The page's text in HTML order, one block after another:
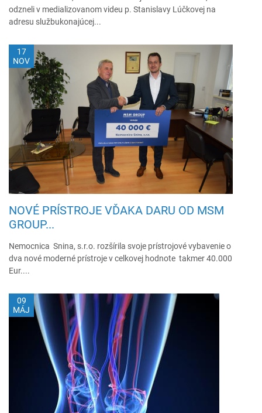
odzneli v medializovanom videu p. Stanislavy Lúčkovej na
adresu službukonajúcej...
17
NOV
NOVÉ PRÍSTROJE VĎAKA DARU OD MSM
GROUP...
Nemocnica Snina, s.r.o. rozšírila svoje prístrojové vybavenie o
dva nové moderné prístroje v celkovej hodnote takmer 40.000
Eur....
09
MÁJ